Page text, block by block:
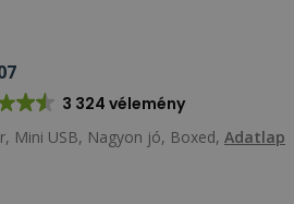
3 324 vélemény
Mini USB, Nagyon jó, Boxed, Adatlap